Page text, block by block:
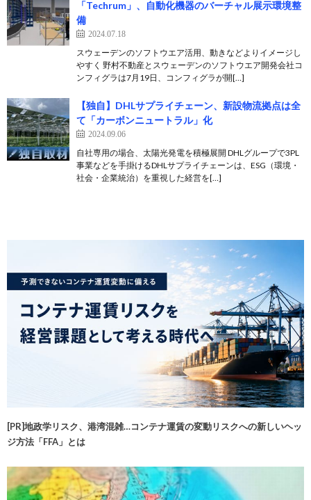
「Techrum」、自動化機器のバーチャル展示環境整
備
2024.07.18
スウェーデンのソフトウエア活用、動きなどよりイメージし
やすく 野村不動産とスウェーデンのソフトウエア開発会社コ
ンフィグラは7月19日、コンフィグラが開[…]
【独自】DHLサプライチェーン、新設物流拠点は全
て「カーボンニュートラル」化
2024.09.06
自社専用の場合、太陽光発電を積極展開 DHLグループで3PL
事業などを手掛けるDHLサプライチェーンは、ESG（環境・
社会・企業統治）を重視した経営を[…]
[PR]地政学リスク、港湾混雑…コンテナ運賃の変動リスクへの新しいヘッ
ジ方法「FFA」とは